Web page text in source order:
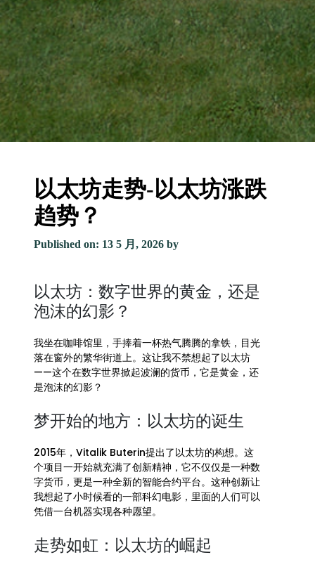
以太坊走势-以太坊涨跌
趋势？
Published on: 13 5 月, 2026 by
以太坊：数字世界的黄金，还是
泡沫的幻影？
我坐在咖啡馆里，手捧着一杯热气腾腾的拿铁，目光
落在窗外的繁华街道上。这让我不禁想起了以太坊
——这个在数字世界掀起波澜的货币，它是黄金，还
是泡沫的幻影？
梦开始的地方：以太坊的诞生
2015年，Vitalik Buterin提出了以太坊的构想。这
个项目一开始就充满了创新精神，它不仅仅是一种数
字货币，更是一种全新的智能合约平台。这种创新让
我想起了小时候看的一部科幻电影，里面的人们可以
凭借一台机器实现各种愿望。
走势如虹：以太坊的崛起